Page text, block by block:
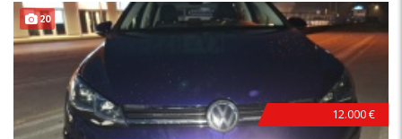
20 B
E
Z
U
L
A
G
A
N
J
A
!
12.000 €